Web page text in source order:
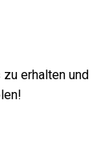
erhalten und